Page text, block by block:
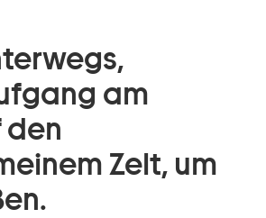
am
den
Zelt, um